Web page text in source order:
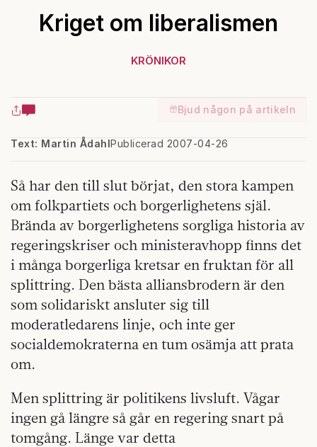
Kriget om liberalismen
KRÖNIKOR
Bjud någon på artikeln
Text: Martin ÅdahlPublicerad 2007-04-26
Så har den till slut börjat, den stora kampen
om folkpartiets och borgerlighetens själ.
Brända av borgerlighetens sorgliga historia av
regeringskriser och ministeravhopp finns det
i många borgerliga kretsar en fruktan för all
splittring. Den bästa alliansbrodern är den
som solidariskt ansluter sig till
moderatledarens linje, och inte ger
socialdemokraterna en tum osämja att prata
om.
Men splittring är politikens livsluft. Vågar
ingen gå längre så går en regering snart på
tomgång. Länge var detta